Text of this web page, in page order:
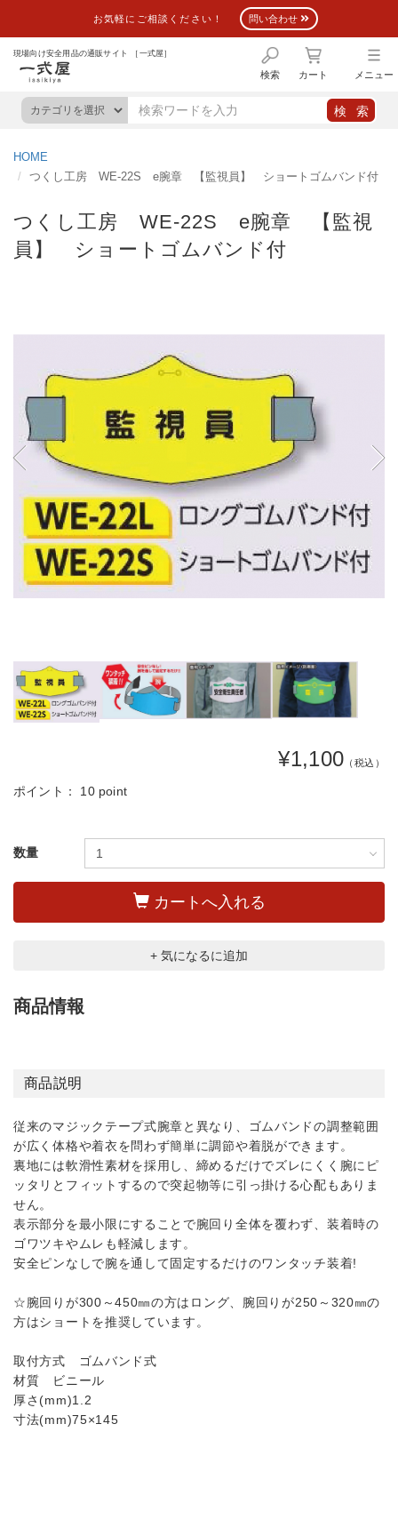
お気軽にご相談ください！ 問い合わせ
現場向け安全用品の通販サイト ［一式屋］
検索 カート メニュー
HOME
つくし工房 WE-22S e腕章 【監視員】 ショートゴムバンド付
つくし工房 WE-22S e腕章 【監視
員】 ショートゴムバンド付
¥1,100 （税込）
ポイント： 10 point
数量
カートへ入れる
+ 気になるに追加
商品情報
商品説明
従来のマジックテープ式腕章と異なり、ゴムバンドの調整範囲
が広く体格や着衣を問わず簡単に調節や着脱ができます。
裏地には軟滑性素材を採用し、締めるだけでズレにくく腕にピ
ッタリとフィットするので突起物等に引っ掛ける心配もありま
せん。
表示部分を最小限にすることで腕回り全体を覆わず、装着時の
ゴワツキやムレも軽減します。
安全ピンなしで腕を通して固定するだけのワンタッチ装着!
☆腕回りが300～450㎜の方はロング、腕回りが250～320㎜の
方はショートを推奨しています。
取付方式 ゴムバンド式
材質 ビニール
厚さ(mm)1.2
寸法(mm)75×145